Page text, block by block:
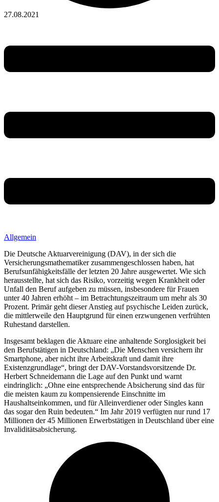
27.08.2021
Allgemein
Die Deutsche Aktuarvereinigung (DAV), in der sich die
Versicherungsmathematiker zusammengeschlossen haben, hat
Berufsunfähigkeitsfälle der letzten 20 Jahre ausgewertet. Wie sich
herausstellte, hat sich das Risiko, vorzeitig wegen Krankheit oder
Unfall den Beruf aufgeben zu müssen, insbesondere für Frauen
unter 40 Jahren erhöht – im Betrachtungszeitraum um mehr als 30
Prozent. Primär geht dieser Anstieg auf psychische Leiden zurück,
die mittlerweile den Hauptgrund für einen erzwungenen verfrühten
Ruhestand darstellen.
Insgesamt beklagen die Aktuare eine anhaltende Sorglosigkeit bei
den Berufstätigen in Deutschland: „Die Menschen versichern ihr
Smartphone, aber nicht ihre Arbeitskraft und damit ihre
Existenzgrundlage“, bringt der DAV-Vorstandsvorsitzende Dr.
Herbert Schneidemann die Lage auf den Punkt und warnt
eindringlich: „Ohne eine entsprechende Absicherung sind das für
die meisten kaum zu kompensierende Einschnitte im
Haushaltseinkommen, und für Alleinverdiener oder Singles kann
das sogar den Ruin bedeuten.“ Im Jahr 2019 verfügten nur rund 17
Millionen der 45 Millionen Erwerbstätigen in Deutschland über eine
Invaliditätsabsicherung.